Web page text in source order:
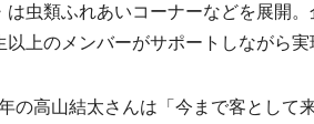
は虫類ふれあいコーナーなどを展開
上のメンバーがサポートしながら実
の高山結太さんは「今まで客として